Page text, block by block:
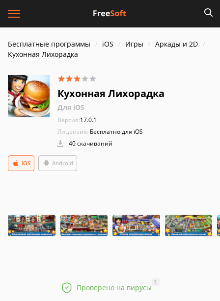
Бесплатные программы iOS Игры
Аркады и 2D
Кухонная Лихорадка
Кухонная Лихорадка
Для iOS
Версия:17.0.1
Лицензия: Бесплатно для iOS
40 скачиваний
Android
iOS
Проверено на вирусы
?